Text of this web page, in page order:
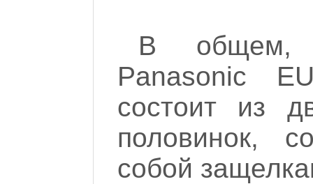
В общем,
Panasonic
состоит из
половинок,
собой